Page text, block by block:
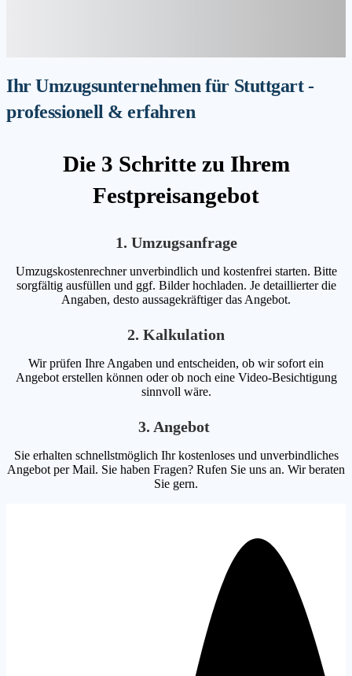
Ihr Umzugsunternehmen für Stuttgart -
professionell & erfahren
Die 3 Schritte zu Ihrem
Festpreisangebot
1. Umzugsanfrage
Umzugskostenrechner unverbindlich und kostenfrei starten. Bitte
sorgfältig ausfüllen und ggf. Bilder hochladen. Je detaillierter die
Angaben, desto aussagekräftiger das Angebot.
2. Kalkulation
Wir prüfen Ihre Angaben und entscheiden, ob wir sofort ein
Angebot erstellen können oder ob noch eine Video-Besichtigung
sinnvoll wäre.
3. Angebot
Sie erhalten schnellstmöglich Ihr kostenloses und unverbindliches
Angebot per Mail. Sie haben Fragen? Rufen Sie uns an. Wir beraten
Sie gern.